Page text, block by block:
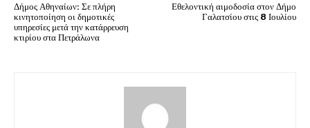
Δήμος Αθηναίων: Σε πλήρη
κινητοποίηση οι δημοτικές
υπηρεσίες μετά την κατάρρευση
κτιρίου στα Πετράλωνα
Εθελοντική αιμοδοσία στον Δήμο
Γαλατσίου στις 8 Ιουλίου